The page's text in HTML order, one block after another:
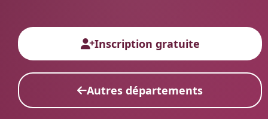
Inscription gratuite
Autres départements